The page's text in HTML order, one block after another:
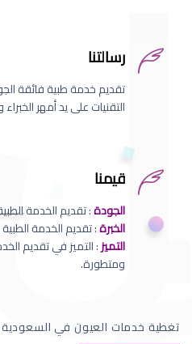
رسالتنا
تقديم خدمة طبية فائقة
التقنيات على يد أمهر
قيمنا
الجودة: تقديم الخدمة
الخبرة: تقديم الخدمة
التميز: التميز في تقديم
ومتطورة.
تغطية خدمات العيون في السعودية